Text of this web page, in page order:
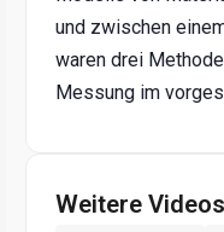
und zwischen
waren drei
Messung im
Weitere